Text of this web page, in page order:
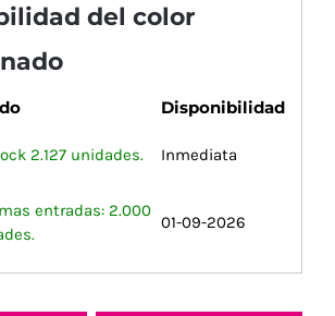
del color
Disponibilidad
2.127 unidades. Inmediata
entradas: 2.000
01-09-2026